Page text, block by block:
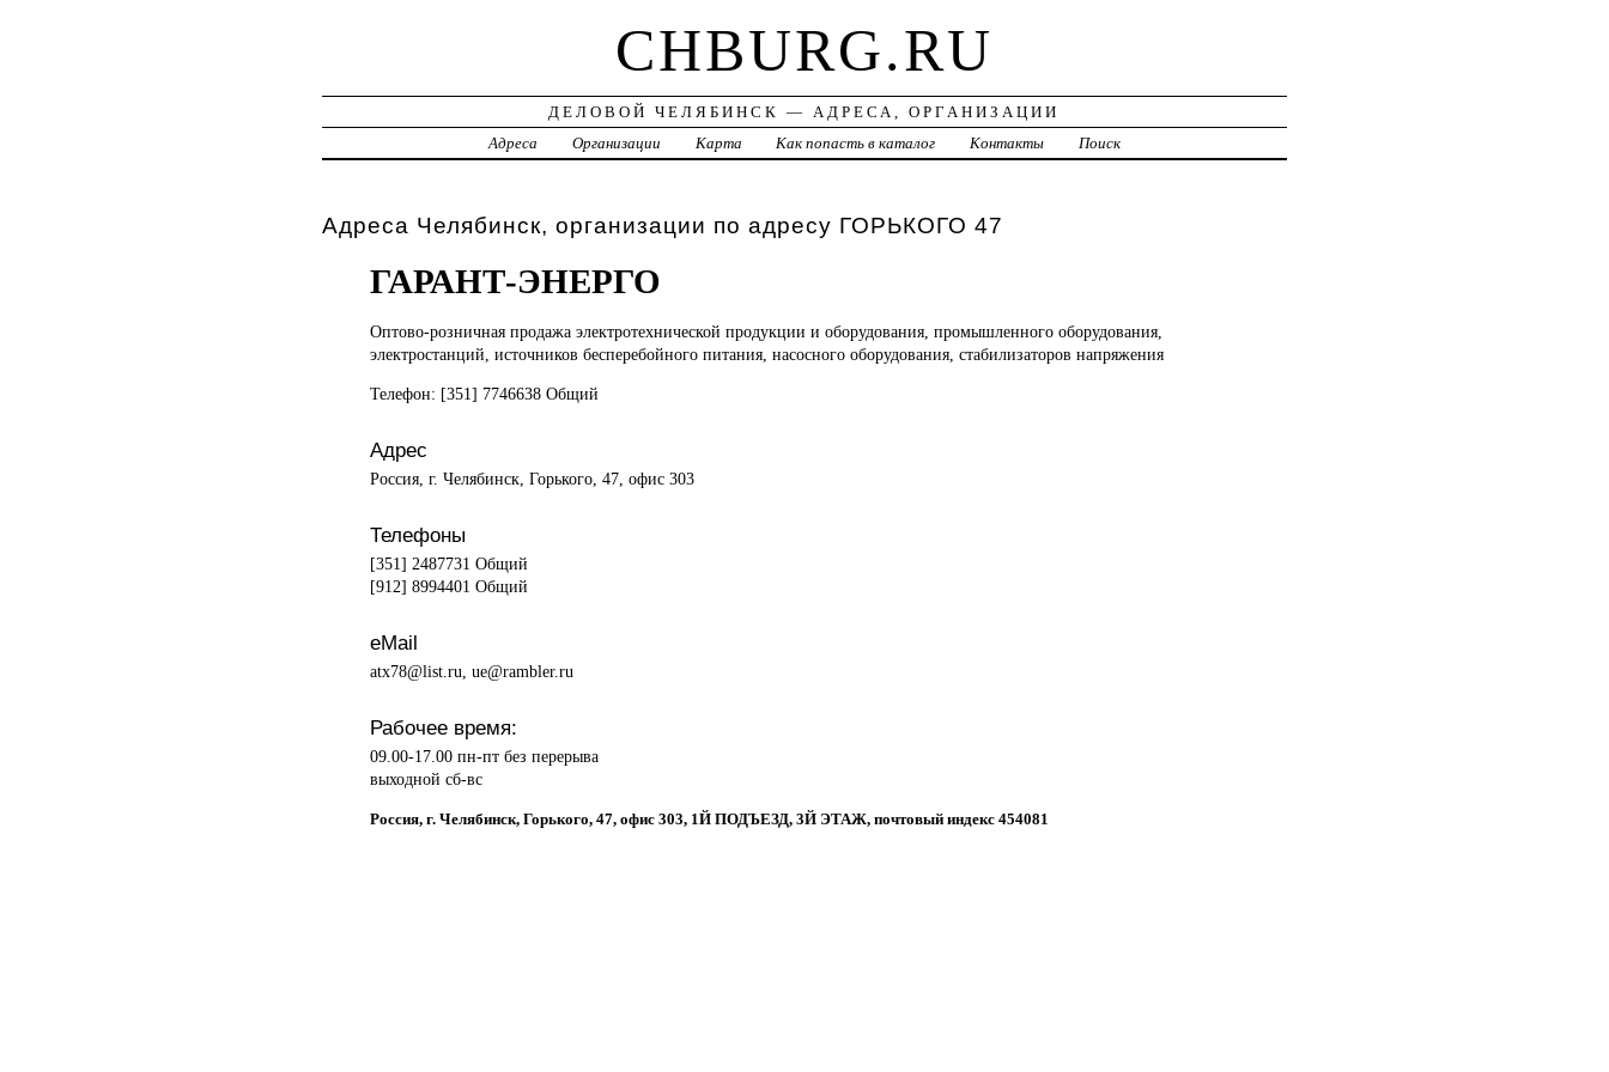
CHBURG.RU
ДЕЛОВОЙ ЧЕЛЯБИНСК — АДРЕСА, ОРГАНИЗАЦИИ
Адреса
Организации Карта Как попасть в каталог Контакты Поиск
Адреса Челябинск, организации по адресу ГОРЬКОГО 47
ГАРАНТ-ЭНЕРГО
Оптово-розничная продажа электротехнической продукции и оборудования, промышленного оборудования,
электростанций, источников бесперебойного питания, насосного оборудования, стабилизаторов напряжения
Телефон: [351] 7746638 Общий
Адрес
Россия, г. Челябинск, Горького, 47, офис 303
Телефоны
[351] 2487731 Общий
[912] 8994401 Общий
eMail
atx78@list.ru, ue@rambler.ru
Рабочее время:
09.00-17.00 пн-пт без перерыва
выходной сб-вс
Россия, г. Челябинск, Горького, 47, офис 303, 1Й ПОДЪЕЗД, 3Й ЭТАЖ, почтовый индекс 454081